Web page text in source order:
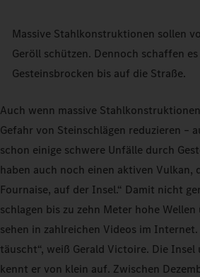
Massive Stahlkonstruktionen sollen
Geröll schützen. Dennoch schaffen
Gesteinsbrocken bis auf die Straße.
Auch wenn massive
Gefahr von Steinschlägen reduzieren –
schon einige schwere Unfälle durch
haben auch noch einen aktiven Vulkan,
Fournaise, auf der Insel.“ Damit nicht
schlagen bis zu zehn Meter hohe
sehen in zahlreichen Videos im
täuscht“, weiß Gerald Victoire. Die
kennt er von klein auf. Zwischen